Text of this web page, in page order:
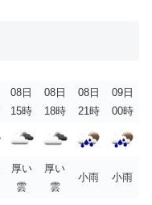
08日
15時
08日
18時
08日
21時
09日
00時
厚い
雲
厚い
雲
小雨 小雨